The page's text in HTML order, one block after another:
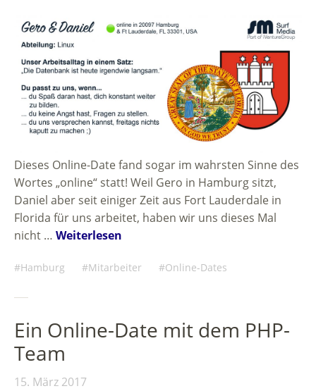
Dieses Online-Date fand sogar im wahrsten Sinne des
Wortes „online“ statt! Weil Gero in Hamburg sitzt,
Daniel aber seit einiger Zeit aus Fort Lauderdale in
Florida für uns arbeitet, haben wir uns dieses Mal
nicht … Weiterlesen
Hamburg Mitarbeiter Online-Dates
Ein Online-Date mit dem PHP-
Team
15. März 2017